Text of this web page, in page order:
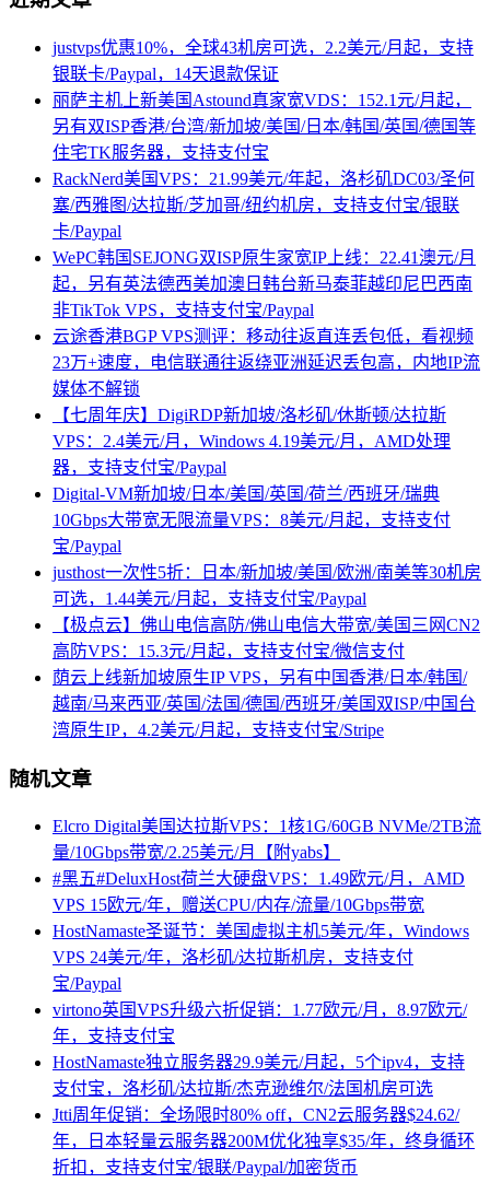
justvps优惠10%，全球43机房可选，2.2美元/月起，支持
银联卡/Paypal，14天退款保证
丽萨主机上新美国Astound真家宽VDS：152.1元/月起，
另有双ISP香港/台湾/新加坡/美国/日本/韩国/英国/德国等
住宅TK服务器，支持支付宝
RackNerd美国VPS：21.99美元/年起，洛杉矶DC03/圣何
塞/西雅图/达拉斯/芝加哥/纽约机房，支持支付宝/银联
卡/Paypal
WePC韩国SEJONG双ISP原生家宽IP上线：22.41澳元/月
起，另有英法德西美加澳日韩台新马泰菲越印尼巴西南
非TikTok VPS，支持支付宝/Paypal
云途香港BGP VPS测评：移动往返直连丢包低，看视频
23万+速度，电信联通往返绕亚洲延迟丢包高，内地IP流
媒体不解锁
【七周年庆】DigiRDP新加坡/洛杉矶/休斯顿/达拉斯
VPS：2.4美元/月，Windows 4.19美元/月，AMD处理
器，支持支付宝/Paypal
Digital-VM新加坡/日本/美国/英国/荷兰/西班牙/瑞典
10Gbps大带宽无限流量VPS：8美元/月起，支持支付
宝/Paypal
justhost一次性5折：日本/新加坡/美国/欧洲/南美等30机房
可选，1.44美元/月起，支持支付宝/Paypal
【极点云】佛山电信高防/佛山电信大带宽/美国三网CN2
高防VPS：15.3元/月起，支持支付宝/微信支付
荫云上线新加坡原生IP VPS，另有中国香港/日本/韩国/
越南/马来西亚/英国/法国/德国/西班牙/美国双ISP/中国台
湾原生IP，4.2美元/月起，支持支付宝/Stripe
随机文章
Elcro Digital美国达拉斯VPS：1核1G/60GB NVMe/2TB流
量/10Gbps带宽/2.25美元/月【附yabs】
#黑五#DeluxHost荷兰大硬盘VPS：1.49欧元/月，AMD
VPS 15欧元/年，赠送CPU/内存/流量/10Gbps带宽
HostNamaste圣诞节：美国虚拟主机5美元/年，Windows
VPS 24美元/年，洛杉矶/达拉斯机房，支持支付
宝/Paypal
virtono英国VPS升级六折促销：1.77欧元/月，8.97欧元/
年，支持支付宝
HostNamaste独立服务器29.9美元/月起，5个ipv4，支持
支付宝，洛杉矶/达拉斯/杰克逊维尔/法国机房可选
Jtti周年促销：全场限时80% off，CN2云服务器$24.62/
年，日本轻量云服务器200M优化独享$35/年，终身循环
折扣，支持支付宝/银联/Paypal/加密货币